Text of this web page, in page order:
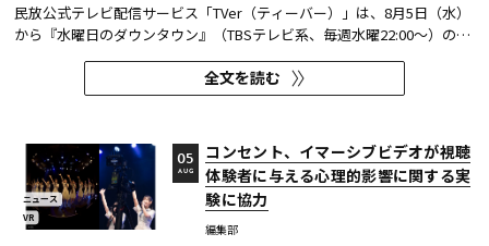
民放公式テレビ配信サービス「TVer（ティーバー）」は、8月5日（水）
から『水曜日のダウンタウン』（TBSテレビ系、毎週水曜22:00～）の過
去に放送された傑作エピソード計12本を4か月にわたり配信する。本エ
ピソードが動画配信サービスで配信されるのは今回が初めてとなる。
TVerはすべて無料で見放題となっている。 『水曜日のダウンタウン...
全文を読む
ニュース
VR
コンセント、イマーシブビデオが視聴
体験者に与える心理的影響に関する実
験に協力
編集部
05
AUG